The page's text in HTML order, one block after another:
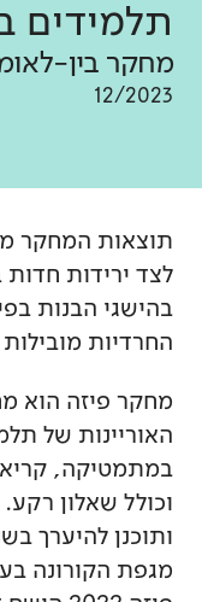
תלמידים בני
מחקר בין-
12/2023
תוצאות המחקר
בהישגי הבנות
החרדיות
מחקר פיזה הוא
במתמטיקה,
וכולל שאלון